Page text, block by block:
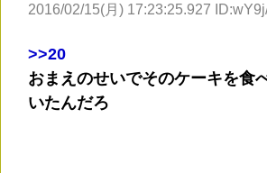
2016/02/15(月) 17:23:25.927
>>20
おまえのせいでそのケーキを食
いたんだろ